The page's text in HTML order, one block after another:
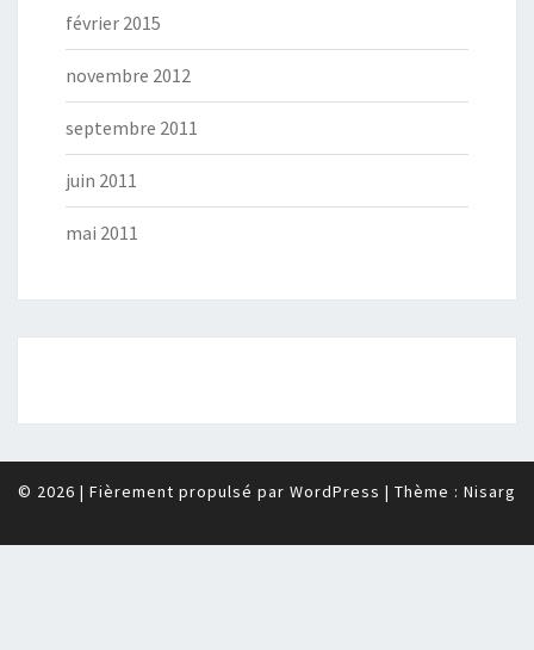
février 2015
novembre 2012
septembre 2011
juin 2011
mai 2011
© 2026 | Fièrement propulsé par WordPress | Thème : Nisarg